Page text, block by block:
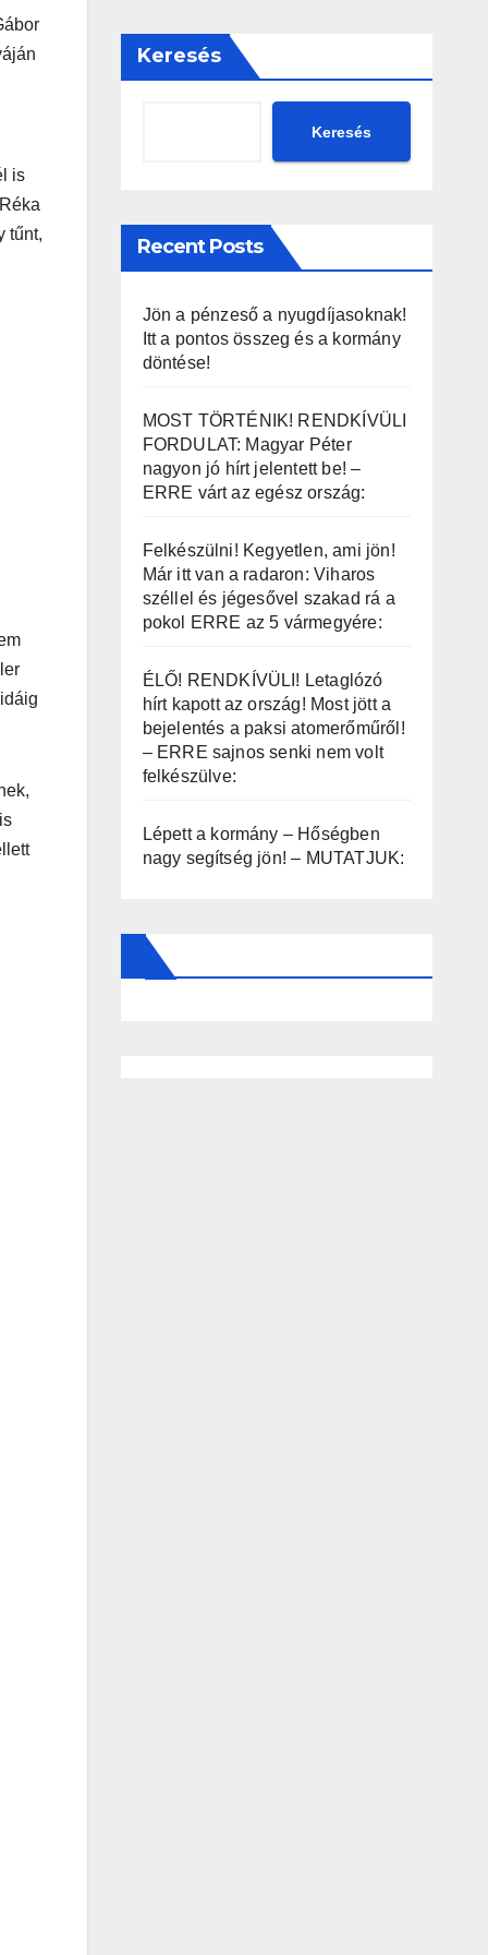
is
tűnt,
Keresés
Keresés
Recent Posts
Jön a pénzeső a nyugdíjasoknak!
Itt a pontos összeg és a kormány
döntése!
MOST TÖRTÉNIK! RENDKÍVÜLI
FORDULAT: Magyar Péter
nagyon jó hírt jelentett be! –
ERRE várt az egész ország:
Felkészülni! Kegyetlen, ami jön!
Már itt van a radaron: Viharos
széllel és jégesővel szakad rá a
pokol ERRE az 5 vármegyére:
ÉLŐ! RENDKÍVÜLI! Letaglózó
hírt kapott az ország! Most jött a
bejelentés a paksi atomerőműről!
– ERRE sajnos senki nem volt
felkészülve:
Lépett a kormány – Hőségben
nagy segítség jön! – MUTATJUK: